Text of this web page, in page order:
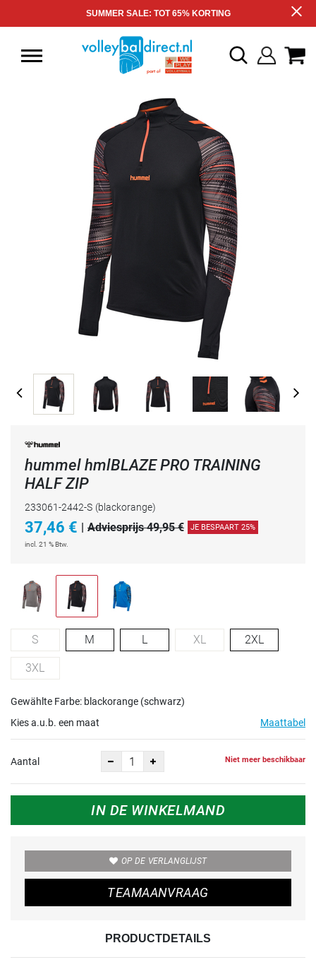
SUMMER SALE: TOT 65% KORTING
hummel hmlBLAZE PRO TRAINING
HALF ZIP
233061-2442-S (blackorange)
37,46 € | Adviesprijs 49,95 € JE BESPAART 25%
incl. 21 % Btw.
S M L XL 2XL
3XL
Gewählte Farbe: blackorange (schwarz)
Kies a.u.b. een maat
Maattabel
Aantal Niet meer beschikbaar
IN DE WINKELMAND
OP DE VERLANGLIJST
TEAMAANVRAAG
PRODUCTDETAILS